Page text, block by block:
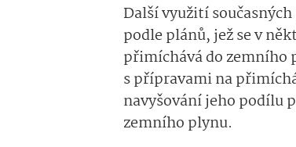
Další využití
podle plánů, jež se v
přimíchává do zemního
s přípravami na
navyšování jeho podílu
zemního plynu.